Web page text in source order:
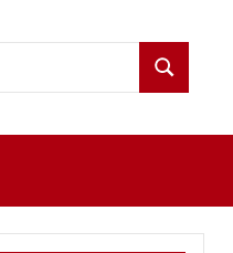
Buscar